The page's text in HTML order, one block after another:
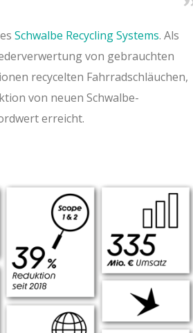
Schwalbe Recycling Systems. Als
von gebrauchten
recycelten Fahrradschläuchen,
von neuen Schwalbe-
erreicht.